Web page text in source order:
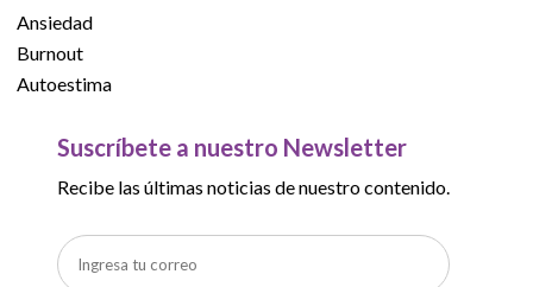
Ansiedad
Burnout
Autoestima
Suscríbete a nuestro Newsletter
Recibe las últimas noticias de nuestro contenido.